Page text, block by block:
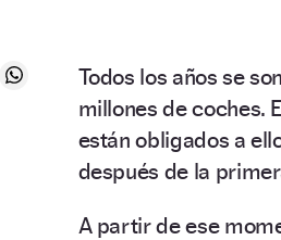
Todos los años se
millones de coches.
están obligados a
después de la
A partir de ese